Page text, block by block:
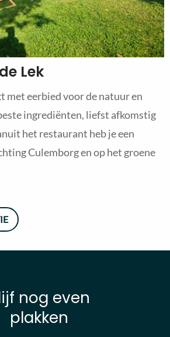
Lek
met eerbied voor de natuur en
ingrediënten, liefst afkomstig
het restaurant heb je een
Culemborg en op het groene
nog even
plakken